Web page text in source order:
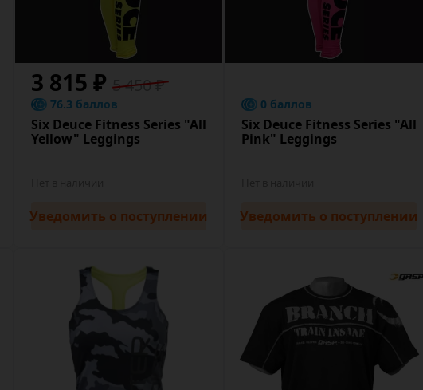
3 815 ₽5 450 ₽
76.3 баллов
Six Deuce Fitness Series "All
Yellow" Leggings
Уведомить о поступлении
0 баллов
Six Deuce Fitness Series "All
Pink" Leggings
Уведомить о поступлении